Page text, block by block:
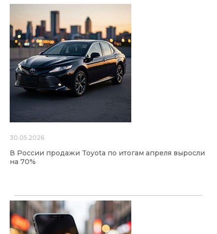
30.05.2026
В России продажи Toyota по итогам апреля выросли
на 70%